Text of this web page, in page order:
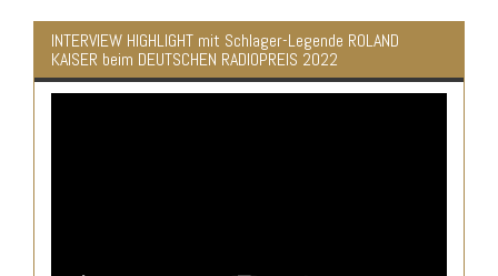
INTERVIEW HIGHLIGHT mit Schlager-Legende ROLAND
KAISER beim DEUTSCHEN RADIOPREIS 2022